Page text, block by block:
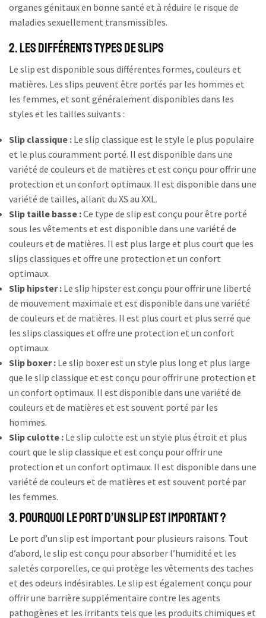
organes génitaux en bonne santé et à réduire le risque de
maladies sexuellement transmissibles.
2. Les différents types de slips
Le slip est disponible sous différentes formes, couleurs et
matières. Les slips peuvent être portés par les hommes et
les femmes, et sont généralement disponibles dans les
styles et les tailles suivants :
Slip classique : Le slip classique est le style le plus populaire
et le plus couramment porté. Il est disponible dans une
variété de couleurs et de matières et est conçu pour offrir une
protection et un confort optimaux. Il est disponible dans une
variété de tailles, allant du XS au XXL.
Slip taille basse :Ce type de slip est conçu pour être porté
sous les vêtements et est disponible dans une variété de
couleurs et de matières. Il est plus large et plus court que les
slips classiques et offre une protection et un confort
optimaux.
Slip hipster : Le slip hipster est conçu pour offrir une liberté
de mouvement maximale et est disponible dans une variété
de couleurs et de matières. Il est plus court et plus serré que
les slips classiques et offre une protection et un confort
optimaux.
Slip boxer : Le slip boxer est un style plus long et plus large
que le slip classique et est conçu pour offrir une protection et
un confort optimaux. Il est disponible dans une variété de
couleurs et de matières et est souvent porté par les
hommes.
Slip culotte : Le slip culotte est un style plus étroit et plus
court que le slip classique et est conçu pour offrir une
protection et un confort optimaux. Il est disponible dans une
variété de couleurs et de matières et est souvent porté par
les femmes.
3. Pourquoi le port d’un slip est important ?
Le port d’un slip est important pour plusieurs raisons. Tout
d’abord, le slip est conçu pour absorber l’humidité et les
saletés corporelles, ce qui protège les vêtements des taches
et des odeurs indésirables. Le slip est également conçu pour
offrir une barrière supplémentaire contre les agents
pathogènes et les irritants tels que les produits chimiques et